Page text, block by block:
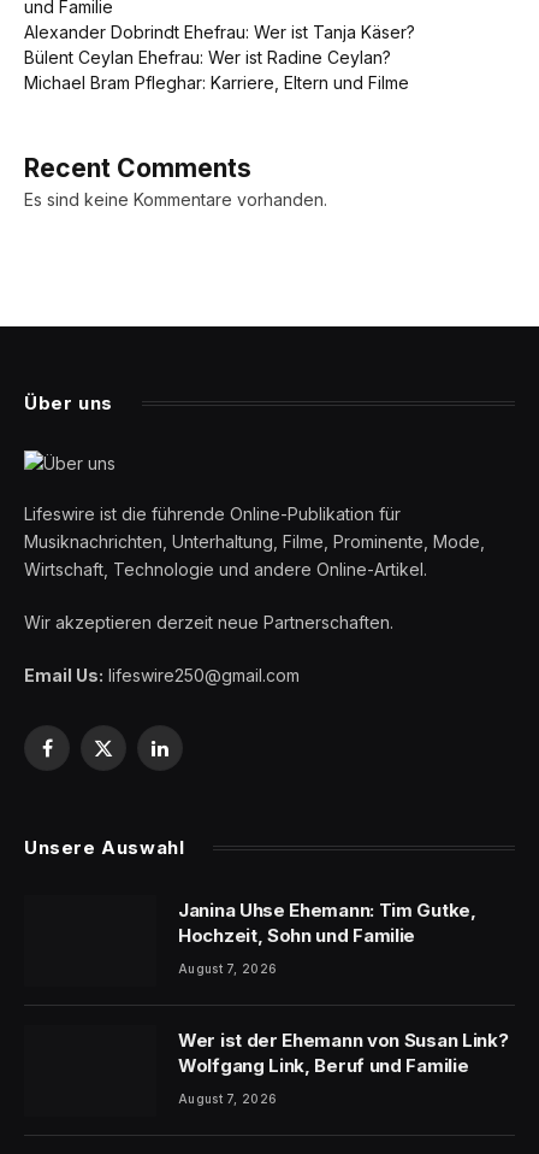
und Familie
Alexander Dobrindt Ehefrau: Wer ist Tanja Käser?
Bülent Ceylan Ehefrau: Wer ist Radine Ceylan?
Michael Bram Pfleghar: Karriere, Eltern und Filme
Recent Comments
Es sind keine Kommentare vorhanden.
Über uns
Lifeswire ist die führende Online-Publikation für
Musiknachrichten, Unterhaltung, Filme, Prominente, Mode,
Wirtschaft, Technologie und andere Online-Artikel.
Wir akzeptieren derzeit neue Partnerschaften.
Email Us: lifeswire250@gmail.com
Facebook
X
LinkedIn
Unsere Auswahl
Janina Uhse Ehemann: Tim Gutke,
Hochzeit, Sohn und Familie
August 7, 2026
Wer ist der Ehemann von Susan Link?
Wolfgang Link, Beruf und Familie
August 7, 2026